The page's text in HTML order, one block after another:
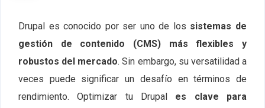
Drupal es conocido por ser uno de los sistemas de
gestión de contenido (CMS) más flexibles y
robustos del mercado. Sin embargo, su versatilidad a
veces puede significar un desafío en términos de
rendimiento. Optimizar tu Drupal es clave para